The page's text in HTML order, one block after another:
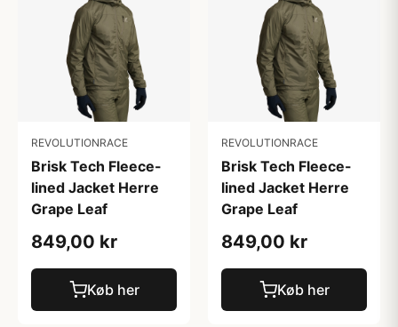
REVOLUTIONRACE
Brisk Tech Fleece-
lined Jacket Herre
Grape Leaf
849,00 kr
Køb her
REVOLUTIONRACE
Brisk Tech Fleece-
lined Jacket Herre
Grape Leaf
849,00 kr
Køb her